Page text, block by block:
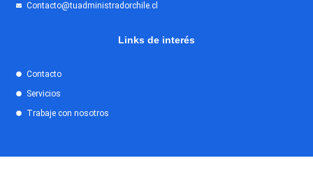
Contacto@tuadministradorchile.cl
Links de interés
Contacto
Servicios
Trabaje con nosotros